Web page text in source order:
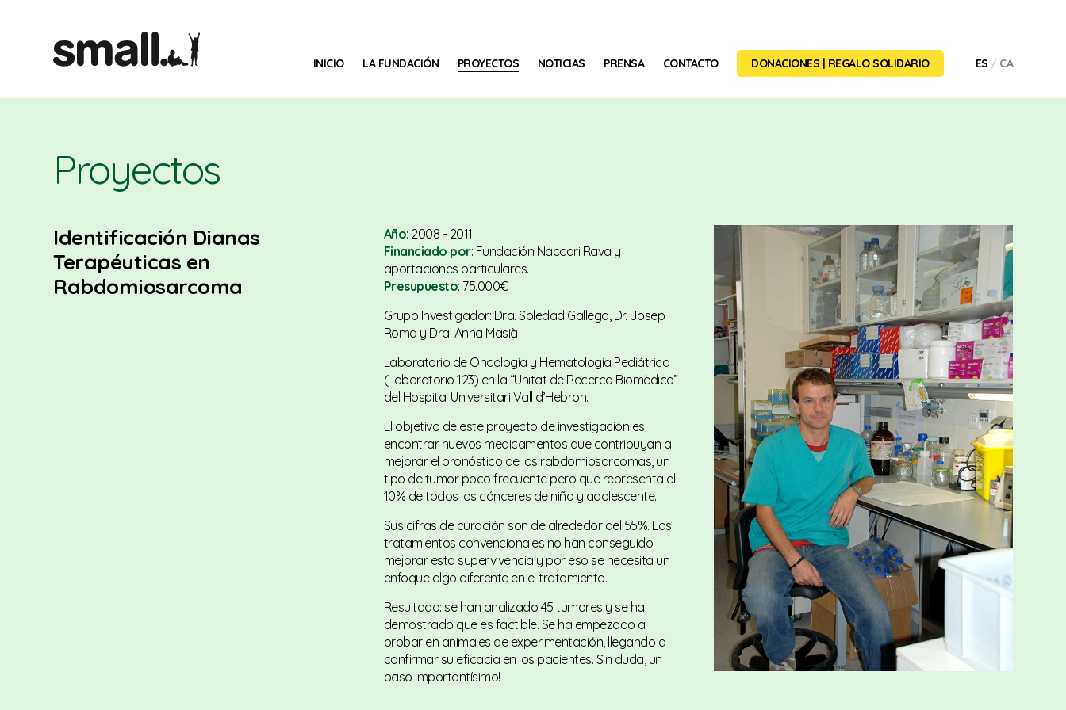
ES CA
INICIO LA FUNDACIÓN PROYECTOS NOTICIAS PRENSA CONTACTO DONACIONES | REGALO SOLIDARIO
Proyectos
Identificación Dianas
Terapéuticas en
Rabdomiosarcoma
Año: 2008 - 2011
Financiado por: Fundación Naccari Rava y
aportaciones particulares.
Presupuesto: 75.000€
Grupo Investigador: Dra. Soledad Gallego, Dr. Josep
Roma y Dra. Anna Masià
Laboratorio de Oncología y Hematología Pediátrica
(Laboratorio 123) en la “Unitat de Recerca Biomèdica”
del Hospital Universitari Vall d’Hebron.
El objetivo de este proyecto de investigación es
encontrar nuevos medicamentos que contribuyan a
mejorar el pronóstico de los rabdomiosarcomas, un
tipo de tumor poco frecuente pero que representa el
10% de todos los cánceres de niño y adolescente.
Sus cifras de curación son de alrededor del 55%. Los
tratamientos convencionales no han conseguido
mejorar esta supervivencia y por eso se necesita un
enfoque algo diferente en el tratamiento.
Resultado: se han analizado 45 tumores y se ha
demostrado que es factible. Se ha empezado a
probar en animales de experimentación, llegando a
confirmar su eficacia en los pacientes. Sin duda, un
paso importantísimo!